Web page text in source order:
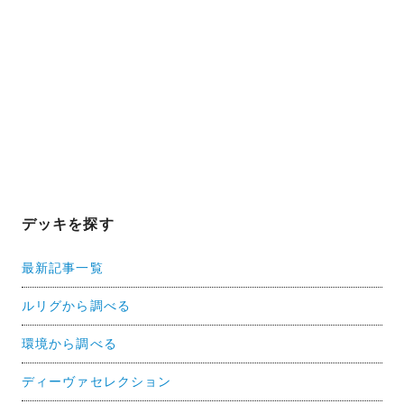
デッキを探す
最新記事一覧
ルリグから調べる
環境から調べる
ディーヴァセレクション